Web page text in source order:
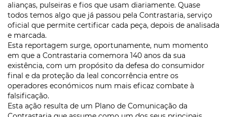
alianças, pulseiras e fios que usam diariamente. Quase
todos temos algo que já passou pela Contrastaria, serviço
oficial que permite certificar cada peça, depois de analisada
e marcada.
Esta reportagem surge, oportunamente, num momento
em que a Contrastaria comemora 140 anos da sua
existência, com um propósito da defesa do consumidor
final e da proteção da leal concorrência entre os
operadores económicos num mais eficaz combate à
falsificação.
Esta ação resulta de um Plano de Comunicação da